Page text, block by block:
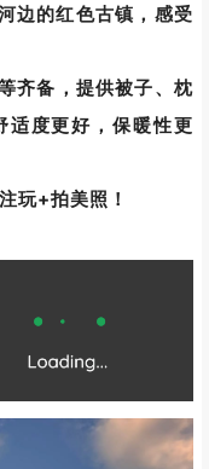
边的红色古镇，感受
齐备，提供被子、枕
适度更好，保暖性更
玩+拍美照！